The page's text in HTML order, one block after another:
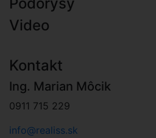
Video
Kontakt
Ing. Marian Môcik
0911 715 229
info@realiss.sk